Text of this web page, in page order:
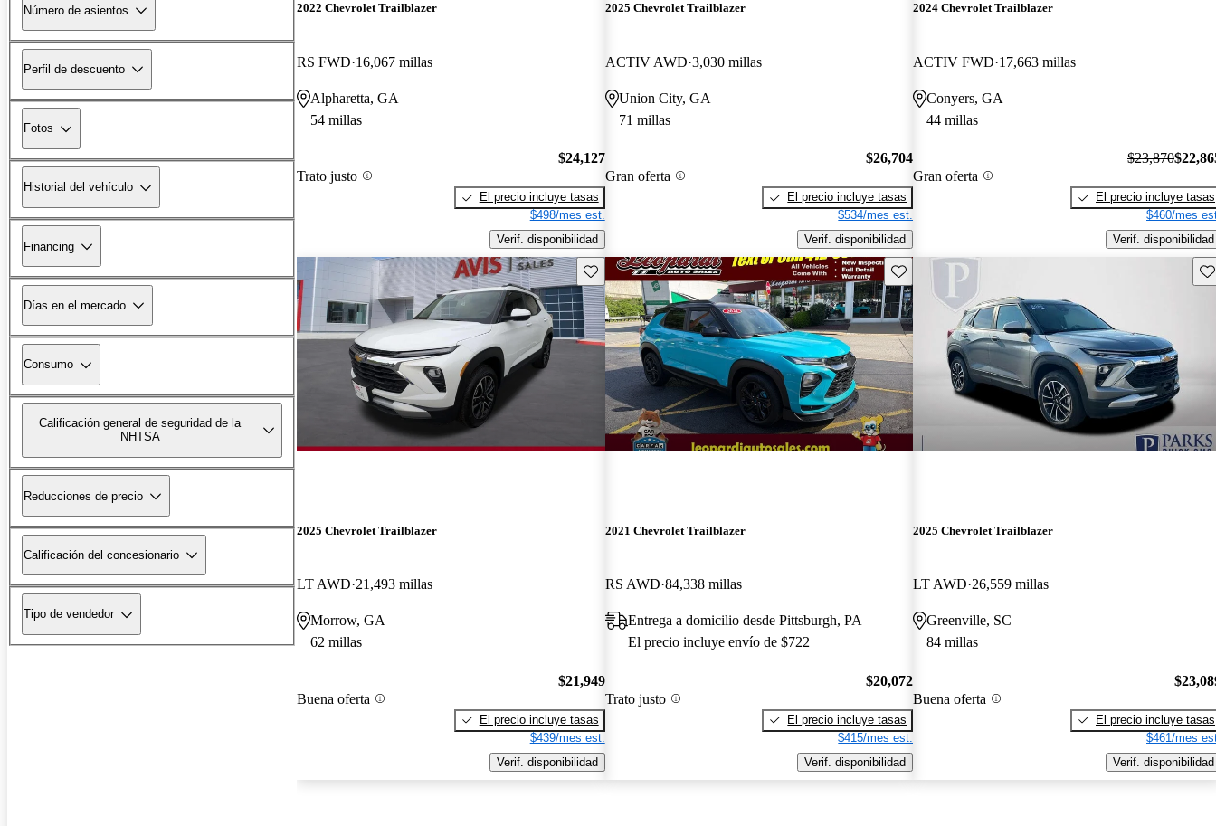
Número de asientos
Perfil de descuento
Fotos
Historial del vehículo
Financing
Días en el mercado
Consumo
Calificación general de seguridad de la
NHTSA
Reducciones de precio
Calificación del concesionario
Tipo de vendedor
2022 Chevrolet Trailblazer
RS FWD 16,067 millas
Alpharetta, GA
54 millas
Trato justo
$24,127
El precio incluye tasas
$498/mes est.
Verif. disponibilidad
2025 Chevrolet Trailblazer
ACTIV AWD 3,030 millas
Union City, GA
71 millas
Gran oferta
$26,704
El precio incluye tasas
$534/mes est.
Verif. disponibilidad
2024 Chevrolet Trailblazer
ACTIV FWD 17,663 millas
Conyers, GA
44 millas
Gran oferta
$23,870
El precio incluye tasas
$460/mes
Verif. disponibilidad
Guarda este Aviso
2025 Chevrolet Trailblazer
LT AWD 21,493 millas
Morrow, GA
62 millas
Buena oferta
$21,949
El precio incluye tasas
$439/mes est.
Verif. disponibilidad
Guarda este Aviso
2021 Chevrolet Trailblazer
RS AWD 84,338 millas
Entrega a domicilio desde Pittsburgh, PA
El precio incluye envío de $722
Trato justo
$20,072
El precio incluye tasas
$415/mes est.
Verif. disponibilidad
2025 Chevrolet Trailblazer
LT AWD 26,559 millas
Greenville, SC
84 millas
Buena oferta
El precio incluye tasas
$461/mes
Verif. disponibilidad